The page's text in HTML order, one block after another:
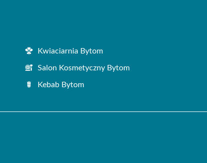
Kwiaciarnia Bytom
Salon Kosmetyczny Bytom
Kebab Bytom